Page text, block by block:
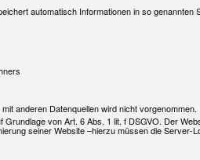
automatisch Informationen in so
anderen Datenquellen wird nicht vorgenommen.
Grundlage von Art. 6 Abs. 1 lit. f DSGVO. Der
seiner Website –hierzu müssen die Server-